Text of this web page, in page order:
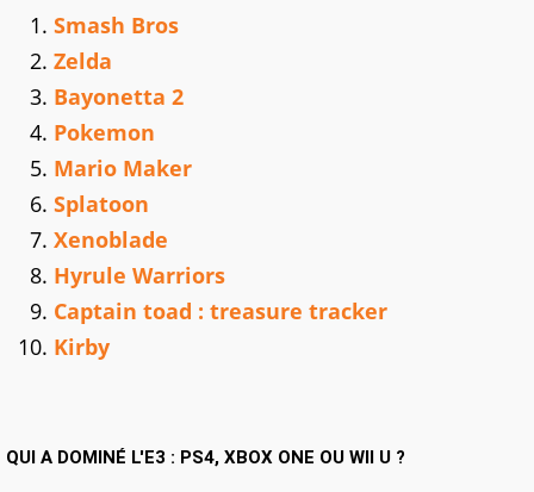
Smash Bros
Zelda
Bayonetta 2
Pokemon
Mario Maker
Splatoon
Xenoblade
Hyrule Warriors
Captain toad : treasure tracker
Kirby
QUI A DOMINÉ L'E3 : PS4, XBOX ONE OU WII U ?